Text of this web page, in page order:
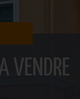
VENDRE